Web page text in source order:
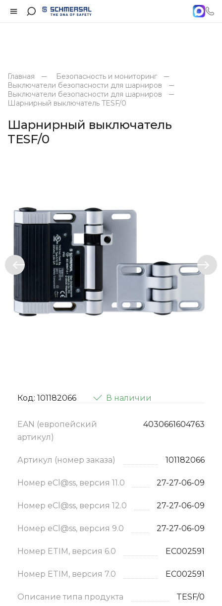
Главная
Безопасность и мониторинг
Выключатели безопасности для шарниров
Выключатели безопасности для шарниров
Шарнирный выключатель TESF/0
Шарнирный выключатель
TESF/0
Код: 101182066 В наличии
EAN (европейский
артикул)
4030661604763
Артикул (номер заказа) 101182066
Номер eCl@ss, версия 11.0 27-27-06-09
Номер eCl@ss, версия 12.0 27-27-06-09
Номер eCl@ss, версия 9.0 27-27-06-09
Номер ETIM, версия 6.0 EC002591
Номер ETIM, версия 7.0 EC002591
Описание типа продукта TESF/0